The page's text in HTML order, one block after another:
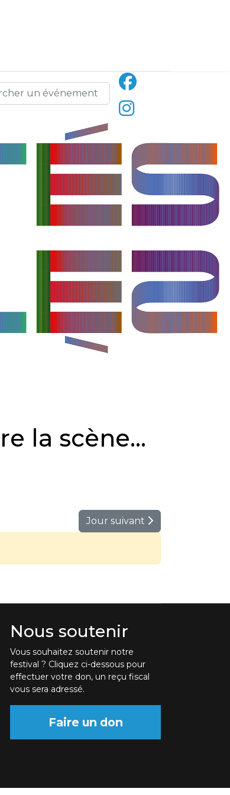
la scène...
Jour suivant
Nous soutenir
Vous souhaitez soutenir notre
festival ? Cliquez ci-dessous pour
effectuer votre don, un reçu fiscal
vous sera adressé.
Faire un don